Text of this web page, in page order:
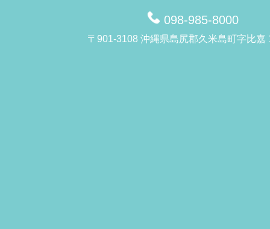
098-985-8000
〒901-3108 沖縄県島尻郡久米島町字比嘉